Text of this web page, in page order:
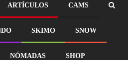
ARTÍCULOS CAMS
SKIMO SNOW
NÓMADAS SHOP